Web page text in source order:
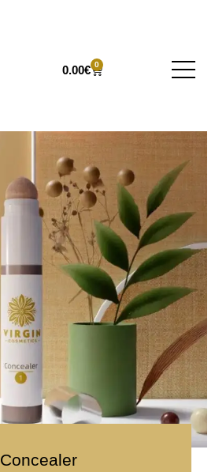
0.00€ 0
Concealer